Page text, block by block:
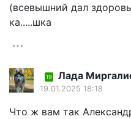
(всевышний дал
ка.....шка
19 Лада
19.01.2025 18:18
Что ж вам так